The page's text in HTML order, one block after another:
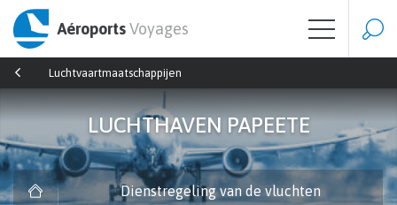
AéroportsVoyages
Luchtvaartmaatschappijen
LUCHTHAVEN PAPEETE
Dienstregeling van de vluchten